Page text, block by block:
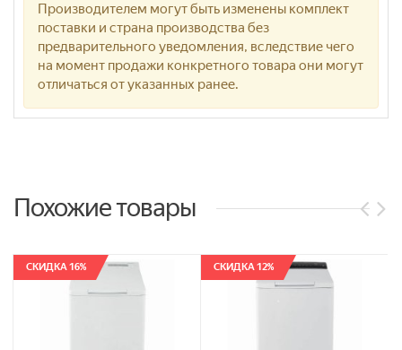
Производителем могут быть изменены комплект
поставки и страна производства без
предварительного уведомления, вследствие чего
на момент продажи конкретного товара они могут
отличаться от указанных ранее.
Похожие товары
СКИДКА 16% СКИДКА 12%